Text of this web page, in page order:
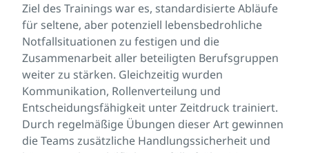
Ziel des Trainings war es, standardisierte Abläufe
für seltene, aber potenziell lebensbedrohliche
Notfallsituationen zu festigen und die
Zusammenarbeit aller beteiligten Berufsgruppen
weiter zu stärken. Gleichzeitig wurden
Kommunikation, Rollenverteilung und
Entscheidungsfähigkeit unter Zeitdruck trainiert.
Durch regelmäßige Übungen dieser Art gewinnen
die Teams zusätzliche Handlungssicherheit und